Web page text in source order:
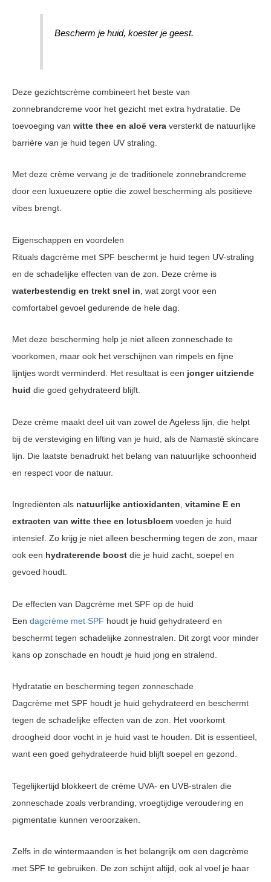
Bescherm je huid, koester je geest.
Deze gezichtscrème combineert het beste van
zonnebrandcreme voor het gezicht met extra hydratatie. De
toevoeging van witte thee en aloë vera versterkt de natuurlijke
barrière van je huid tegen UV straling.
Met deze crème vervang je de traditionele zonnebrandcreme
door een luxueuzere optie die zowel bescherming als positieve
vibes brengt.
Eigenschappen en voordelen
Rituals dagcrème met SPF beschermt je huid tegen UV-straling
en de schadelijke effecten van de zon. Deze crème is
waterbestendig en trekt snel in , wat zorgt voor een
comfortabel gevoel gedurende de hele dag.
Met deze bescherming help je niet alleen zonneschade te
voorkomen, maar ook het verschijnen van rimpels en fijne
lijntjes wordt verminderd. Het resultaat is een jonger uitziende
huid die goed gehydrateerd blijft.
Deze crème maakt deel uit van zowel de Ageless lijn, die helpt
bij de versteviging en lifting van je huid, als de Namasté skincare
lijn. Die laatste benadrukt het belang van natuurlijke schoonheid
en respect voor de natuur.
Ingrediënten als natuurlijke antioxidanten, vitamine E en
extracten van witte thee en lotusbloem voeden je huid
intensief. Zo krijg je niet alleen bescherming tegen de zon, maar
ook een hydraterende boost die je huid zacht, soepel en
gevoed houdt.
De effecten van Dagcrème met SPF op de huid
Een dagcrème met SPF houdt je huid gehydrateerd en
beschermt tegen schadelijke zonnestralen. Dit zorgt voor minder
kans op zonschade en houdt je huid jong en stralend.
Hydratatie en bescherming tegen zonneschade
Dagcrème met SPF houdt je huid gehydrateerd en beschermt
tegen de schadelijke effecten van de zon. Het voorkomt
droogheid door vocht in je huid vast te houden. Dit is essentieel,
want een goed gehydrateerde huid blijft soepel en gezond.
Tegelijkertijd blokkeert de crème UVA- en UVB-stralen die
zonneschade zoals verbranding, vroegtijdige veroudering en
pigmentatie kunnen veroorzaken.
Zelfs in de wintermaanden is het belangrijk om een dagcrème
met SPF te gebruiken. De zon schijnt altijd, ook al voel je haar